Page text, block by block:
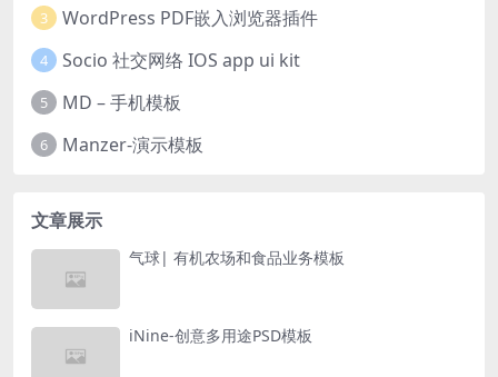
3 WordPress PDF嵌入浏览器插件
4 Socio 社交网络 IOS app ui kit
5 MD – 手机模板
6 Manzer-演示模板
文章展示
气球| 有机农场和食品业务模板
iNine-创意多用途PSD模板